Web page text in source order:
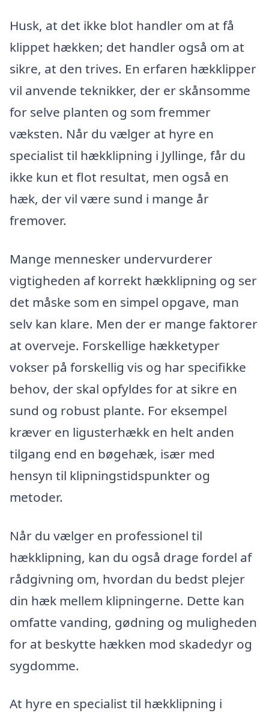
Husk, at det ikke blot handler om at få
klippet hækken; det handler også om at
sikre, at den trives. En erfaren hækklipper
vil anvende teknikker, der er skånsomme
for selve planten og som fremmer
væksten. Når du vælger at hyre en
specialist til hækklipning i Jyllinge, får du
ikke kun et flot resultat, men også en
hæk, der vil være sund i mange år
fremover.
Mange mennesker undervurderer
vigtigheden af korrekt hækklipning og ser
det måske som en simpel opgave, man
selv kan klare. Men der er mange faktorer
at overveje. Forskellige hækketyper
vokser på forskellig vis og har specifikke
behov, der skal opfyldes for at sikre en
sund og robust plante. For eksempel
kræver en ligusterhækk en helt anden
tilgang end en bøgehæk, især med
hensyn til klipningstidspunkter og
metoder.
Når du vælger en professionel til
hækklipning, kan du også drage fordel af
rådgivning om, hvordan du bedst plejer
din hæk mellem klipningerne. Dette kan
omfatte vanding, gødning og muligheden
for at beskytte hækken mod skadedyr og
sygdomme.
At hyre en specialist til hækklipning i